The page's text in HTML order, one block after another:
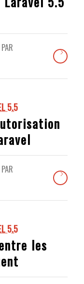
PAR
5.5
PAR
5.5
les